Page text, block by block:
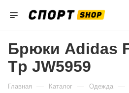
Брюки Adidas
Tp JW5959
Главная — Каталог — Одежда —